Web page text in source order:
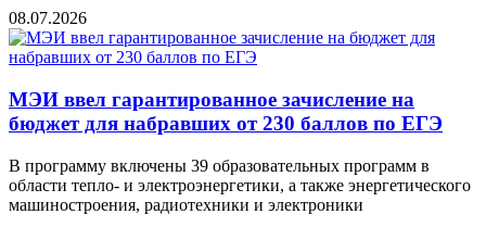
08.07.2026
МЭИ ввел гарантированное зачисление на
бюджет для набравших от 230 баллов по ЕГЭ
В программу включены 39 образовательных программ в
области тепло- и электроэнергетики, а также энергетического
машиностроения, радиотехники и электроники